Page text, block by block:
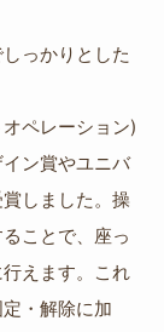
っかりとした
ペレーション)
ン賞やユニバ
しました。操
ことで、座っ
えます。これ
・解除に加